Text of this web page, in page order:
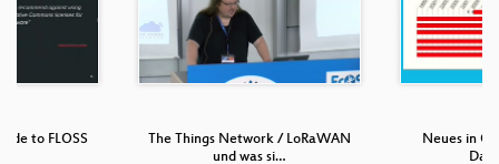
to FLOSS
The Things Network / LoRaWAN
und was si…
Neues in